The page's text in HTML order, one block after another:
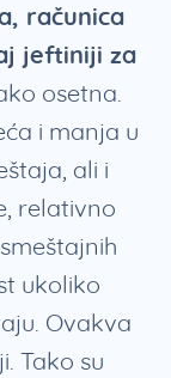
računica
jeftiniji za
osetna.
i manja u
ali i
relativno
ukoliko
Ovakva
Tako su